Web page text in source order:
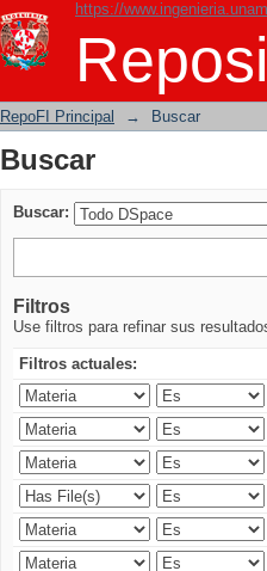
https://
Buscar
RepoFI Principal → Buscar
Buscar
Buscar:
Filtros
Use filtros para refinar sus
Filtros actuales: